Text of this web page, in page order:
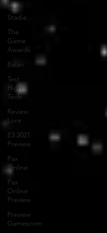
Test
Stadia
The
Game
Awards
Balan
Test
High
Tech
Review
Livre
E3 2021
Preview
Pax
Online
Pax
Online
Preview
Preview
Gamescom